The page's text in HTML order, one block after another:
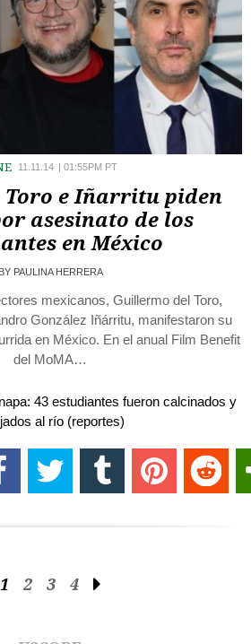
11.11.14 | 01:55PM PT
Toro e Iñarritu piden
asesinato de los
en México
BY PAULINA HERRERA
mexicanos, Guillermo del Toro,
González Iñárritu, manifestaron su
en México. En el anual Film Benefit
del MoMA…
43 estudiantes fueron calcinados y
al río (reportes)
1 2 3 4